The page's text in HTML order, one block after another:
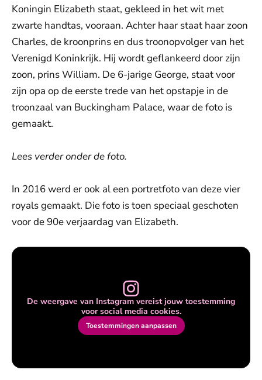
Koningin Elizabeth staat, gekleed in het wit met
zwarte handtas, vooraan. Achter haar staat haar zoon
Charles, de kroonprins en dus troonopvolger van het
Verenigd Koninkrijk. Hij wordt geflankeerd door zijn
zoon, prins William. De 6-jarige George, staat voor
zijn opa op de eerste trede van het opstapje in de
troonzaal van Buckingham Palace, waar de foto is
gemaakt.
Lees verder onder de foto.
In 2016 werd er ook al een portretfoto van deze vier
royals gemaakt. Die foto is toen speciaal geschoten
voor de 90e verjaardag van Elizabeth.
De weergave van Instagram vereist jouw toestemming
voor social media cookies.
Toestemmingen aanpassen